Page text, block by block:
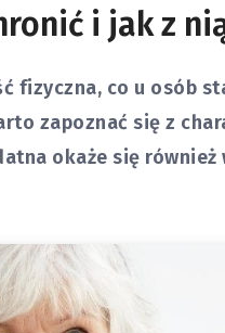
i jak z
fizyczna, co u osób
zapoznać się z
okaże się